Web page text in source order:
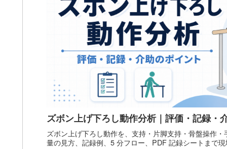
ズボン上げ下ろし動作分析｜評価・記録・
ズボン上げ下ろし動作を、支持・片脚支持・骨盤操作
量の見方、記録例、5 分フロー、PDF 記録シートまで